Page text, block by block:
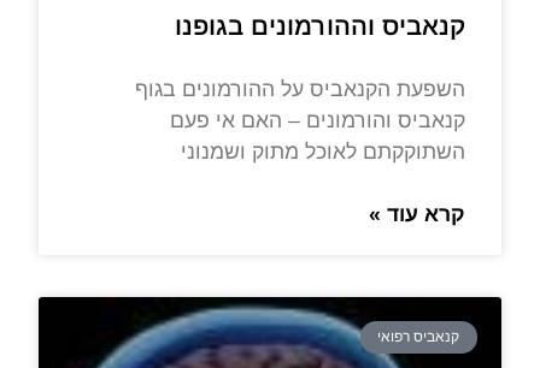
קנאביס וההורמונים בגופנו
השפעת הקנאביס על ההורמונים בגוף
קנאביס והורמונים – האם אי פעם
השתוקקתם לאוכל מתוק ושמנוני
קרא עוד »
קנאביס רפואי